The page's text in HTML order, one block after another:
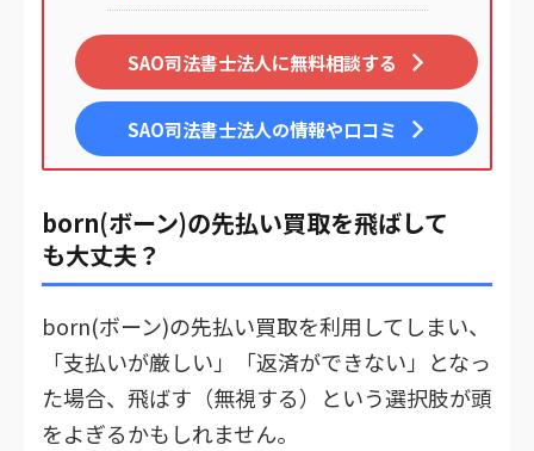
SAO司法書士法人に無料相談する
SAO司法書士法人の情報や口コミ
born(ボーン)の先払い買取を飛ばして
も大丈夫？
born(ボーン)の先払い買取を利用してしまい、
「支払いが厳しい」「返済ができない」となっ
た場合、飛ばす（無視する）という選択肢が頭
をよぎるかもしれません。